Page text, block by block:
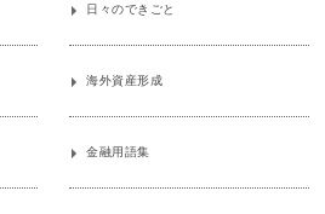
日々のできごと
海外資産形成
金融用語集